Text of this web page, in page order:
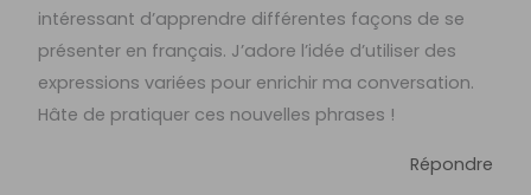
intéressant d’apprendre différentes façons de se
présenter en français. J’adore l’idée d’utiliser des
expressions variées pour enrichir ma conversation.
Hâte de pratiquer ces nouvelles phrases !
Répondre